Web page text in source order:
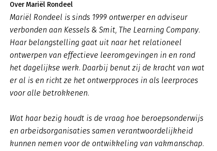
Over Mariël Rondeel
Mariël Rondeel is sinds 1999 ontwerper en adviseur
verbonden aan Kessels & Smit, The Learning Company.
Haar belangstelling gaat uit naar het relationeel
ontwerpen van effectieve leeromgevingen in en rond
het dagelijkse werk. Daarbij benut zij de kracht van wat
er al is en richt ze het ontwerpproces in als leerproces
voor alle betrokkenen.
Wat haar bezig houdt is de vraag hoe beroepsonderwijs
en arbeidsorganisaties samen verantwoordelijkheid
kunnen nemen voor de ontwikkeling van vakmanschap.